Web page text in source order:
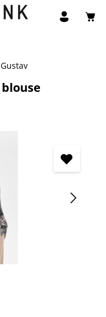
Gustav
blouse